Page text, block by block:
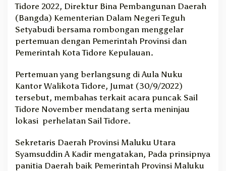
a
s
i
k
a
P
e
a
k
s
n
a
a
Tidore 2022, Direktur Bina Pembangunan Daerah
(Bangda) Kementerian Dalam Negeri Teguh
Setyabudi bersama rombongan menggelar
pertemuan dengan Pemerintah Provinsi dan
Pemerintah Kota Tidore Kepulauan.
Pertemuan yang berlangsung di Aula Nuku
Kantor Walikota Tidore, Jumat (30/9/2022)
tersebut, membahas terkait acara puncak Sail
Tidore November mendatang serta meninjau
lokasi perhelatan Sail Tidore.
Sekretaris Daerah Provinsi Maluku Utara
Syamsuddin A Kadir mengatakan, Pada prinsipnya
panitia Daerah baik Pemerintah Provinsi Maluku